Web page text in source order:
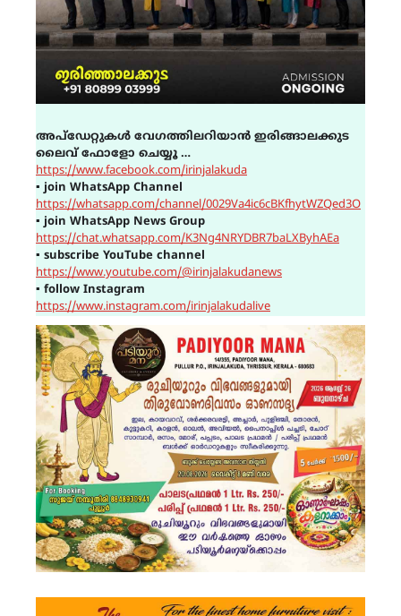
അപ്ഡേറ്റുകൾ വേഗത്തിലറിയാൻ ഇരിങ്ങാലക്കുട
ലൈവ് ഫോളോ ചെയ്യൂ …
https://www.facebook.com/irinjalakuda
▪ join WhatsApp Channel
https://whatsapp.com/channel/0029Va4ic6cBKfhytWZQed3O
▪ join WhatsApp News Group
https://chat.whatsapp.com/K3Ng4NRYDBR7baLXByhAEa
▪ subscribe YouTube channel
https://www.youtube.com/@irinjalakudanews
▪ follow Instagram
https://www.instagram.com/irinjalakudalive